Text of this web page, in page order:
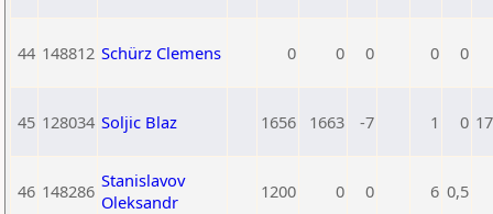
44 148812 Schürz Clemens 0 0 0 0 0
45 128034 Soljic Blaz 1656 1663 -7 1 0
46 148286 Stanislavov
Oleksandr
1200 0 0 6 0,5